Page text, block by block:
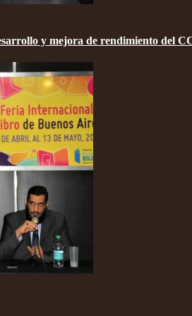
y mejora de rendimiento del